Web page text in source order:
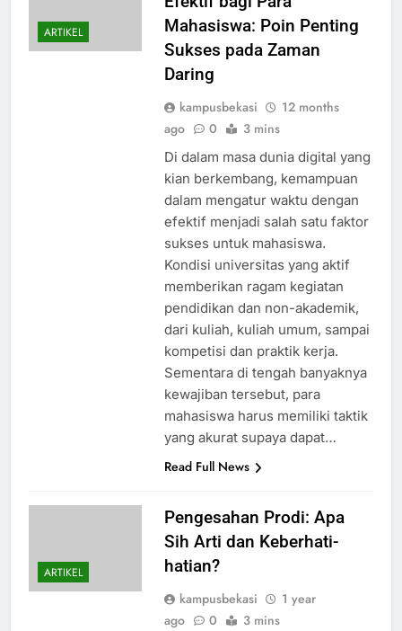
ARTIKEL
Mahasiswa: Poin Penting
Sukses pada Zaman
Daring
kampusbekasi
12 months
ago
0 3 mins
Di dalam masa dunia digital yang
kian berkembang, kemampuan
dalam mengatur waktu dengan
efektif menjadi salah satu faktor
sukses untuk mahasiswa.
Kondisi universitas yang aktif
memberikan ragam kegiatan
pendidikan dan non-akademik,
dari kuliah, kuliah umum, sampai
kompetisi dan praktik kerja.
Sementara di tengah banyaknya
kewajiban tersebut, para
mahasiswa harus memiliki taktik
yang akurat supaya dapat…
Read Full News
ARTIKEL
Pengesahan Prodi: Apa
Sih Arti dan Keberhati-
hatian?
kampusbekasi
1 year
ago
0 3 mins